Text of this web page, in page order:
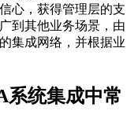
心，获得管理层的支
到其他业务场景，由
集成网络，并根据业
系统集成中常